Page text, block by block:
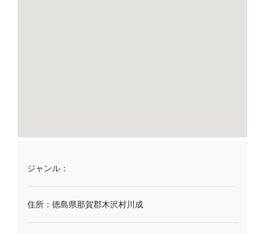
ジャンル：
住所：徳島県那賀郡木沢村川成